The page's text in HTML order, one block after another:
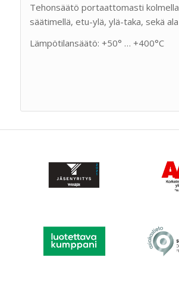
Tehonsäätö portaattomasti
säätimellä, etu-ylä, ylä-taka, sekä
Lämpötilansäätö: +50° … +400°C